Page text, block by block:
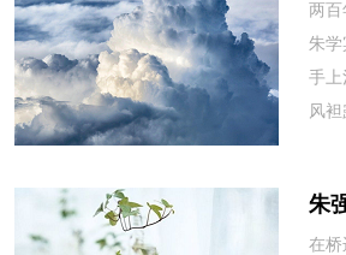
两
朱学
手上
风
朱
在桥